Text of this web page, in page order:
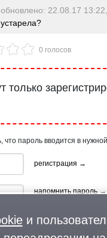
22.08.17
0 голосов
только
что пароль вводится в
регистрация →
напомнить пароль →
и